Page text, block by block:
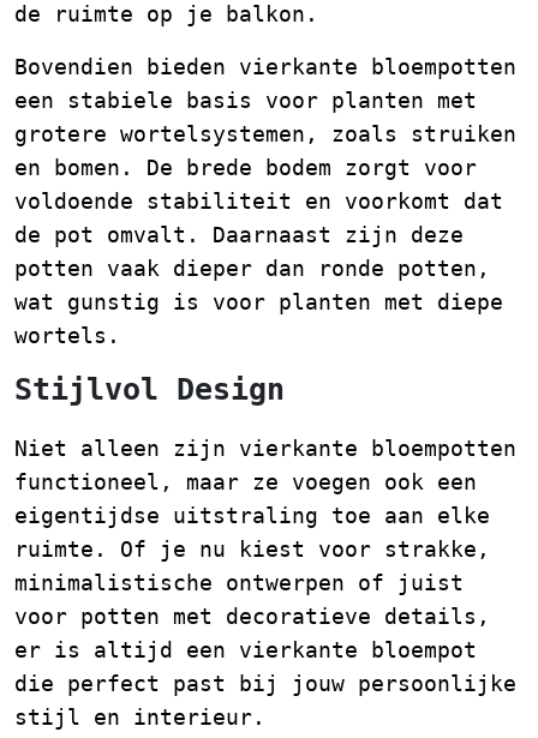
de ruimte op je balkon.
Bovendien bieden vierkante bloempotten
een stabiele basis voor planten met
grotere wortelsystemen, zoals struiken
en bomen. De brede bodem zorgt voor
voldoende stabiliteit en voorkomt dat
de pot omvalt. Daarnaast zijn deze
potten vaak dieper dan ronde potten,
wat gunstig is voor planten met diepe
wortels.
Stijlvol Design
Niet alleen zijn vierkante bloempotten
functioneel, maar ze voegen ook een
eigentijdse uitstraling toe aan elke
ruimte. Of je nu kiest voor strakke,
minimalistische ontwerpen of juist
voor potten met decoratieve details,
er is altijd een vierkante bloempot
die perfect past bij jouw persoonlijke
stijl en interieur.